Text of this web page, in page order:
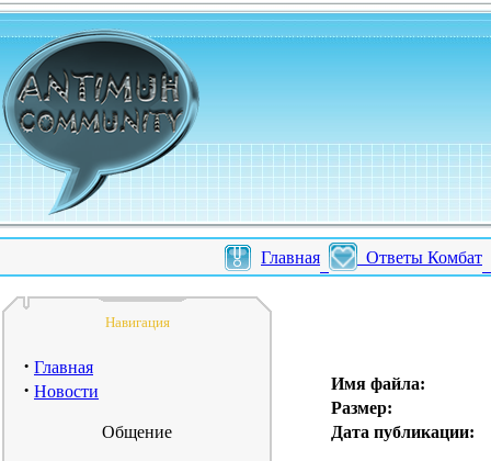
Главная Ответы Комбат
Навигация
· Главная
· Новости
Общение
Имя файла:
Размер:
Дата публикации: